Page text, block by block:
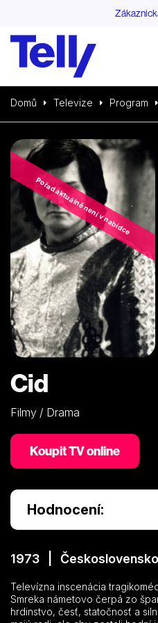
Domů Televize Program
Pořad aktuálně není v nabídce
Cid
Filmy / Drama
Koupit TV online
Hodnocení:
1973 |
Televízna inscenácia
Smreka námetovo čerpá zo
hrdinstvo, česť, statočnosť a